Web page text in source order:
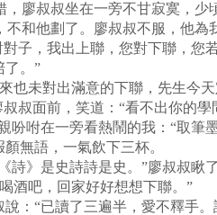
廖叔叔坐在一旁不甘寂寞，少
和他劃了。廖叔叔不服，他為
子，我出上聯，您對下聯，您
了。”
未對出滿意的下聯，先生今天
叔面前，笑道：“看不出你的
咐在一旁看熱鬧的我：“取筆
無語，一氣飲下三杯。
》是史詩詩是史。”廖叔叔瞅
酒吧，回家好好想想下聯。”
“已讀了三遍半，愛不釋手。